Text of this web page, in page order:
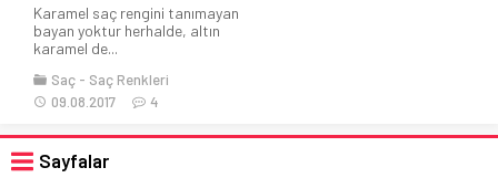
Karamel saç rengini tanımayan
bayan yoktur herhalde, altın
karamel de...
Saç
Saç Renkleri
09.08.2017
4
Sayfalar